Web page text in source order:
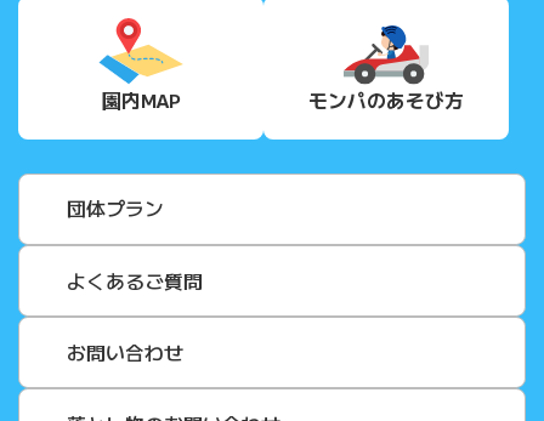
園内MAP モンパのあそび方
団体プラン
よくあるご質問
お問い合わせ